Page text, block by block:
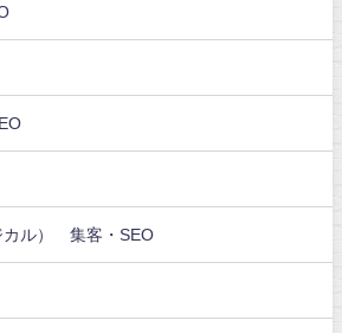
カル） 集客・SEO